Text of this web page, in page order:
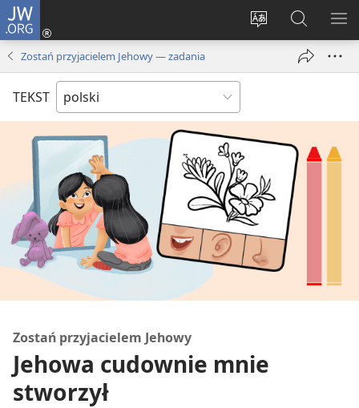
JW.ORG
Wybór
Logowanie
(opens
Szukaj
na
JW.ORG
Zostań przyjacielem Jehowy — zadania
TEKST
Zostań przyjacielem Jehowy
Jehowa cudownie mnie
stworzył